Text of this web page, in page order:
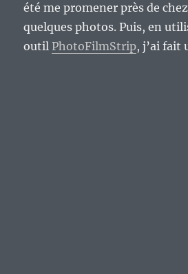
été me promener près de
quelques photos. Puis, en
outil PhotoFilmStrip, j’ai fait